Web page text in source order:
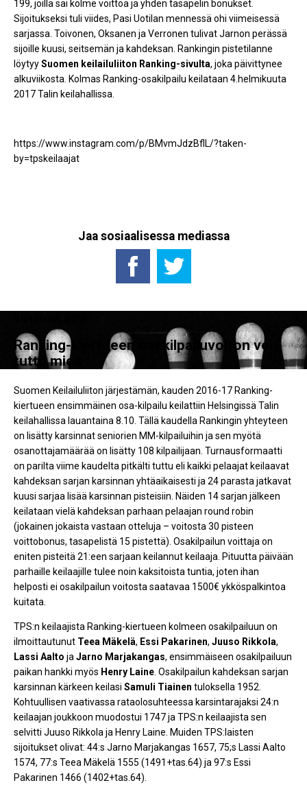
199, joilla sai kolme voittoa ja yhden tasapelin bonukset.
Sijoitukseksi tuli viides, Pasi Uotilan mennessä ohi viimeisessä
sarjassa. Toivonen, Oksanen ja Verronen tulivat Jarnon perässä
sijoille kuusi, seitsemän ja kahdeksan. Rankingin pistetilanne
löytyySuomen keilailuliiton Ranking-sivulta, joka päivittynee
alkuviikosta. Kolmas Ranking-osakilpailu keilataan 4.helmikuuta
2017 Talin keilahallissa.
https://www.instagram.com/p/BMvmJdzBflL/?taken-
by=tpskeilaajat
Jaa sosiaalisessa mediassa
Ranking-kiertueen osakilpailuvoiton vei
tuttu mies
Suomen Keilailuliiton järjestämän, kauden 2016-17 Ranking-
kiertueen ensimmäinen osa-kilpailu keilattiin Helsingissä Talin
keilahallissa lauantaina 8.10. Tällä kaudella Rankingin yhteyteen
on lisätty karsinnat seniorien MM-kilpailuihin ja sen myötä
osanottajamäärää on lisätty 108 kilpailijaan. Turnausformaatti
on parilta viime kaudelta pitkälti tuttu eli kaikki pelaajat keilaavat
kahdeksan sarjan karsinnan yhtäaikaisesti ja 24 parasta jatkavat
kuusi sarjaa lisää karsinnan pisteisiin. Näiden 14 sarjan jälkeen
keilataan vielä kahdeksan parhaan pelaajan round robin
(jokainen jokaista vastaan otteluja – voitosta 30 pisteen
voittobonus, tasapelistä 15 pistettä). Osakilpailun voittaja on
eniten pisteitä 21:een sarjaan keilannut keilaaja. Pituutta päivään
parhaille keilaajille tulee noin kaksitoista tuntia, joten ihan
helposti ei osakilpailun voitosta saatavaa 1500€ ykköspalkintoa
kuitata.
TPS:n keilaajista Ranking-kiertueen kolmeen osakilpailuun on
ilmoittautunut Teea Mäkelä, Essi Pakarinen, Juuso Rikkola,
Lassi Aalto jaJarno Marjakangas, ensimmäiseen osakilpailuun
paikan hankki myös Henry Laine. Osakilpailun kahdeksan sarjan
karsinnan kärkeen keilasi Samuli Tiainen tuloksella 1952.
Kohtuullisen vaativassa rataolosuhteessa karsintarajaksi 24:n
keilaajan joukkoon muodostui 1747 ja TPS:n keilaajista sen
selvitti Juuso Rikkola ja Henry Laine. Muiden TPS:laisten
sijoitukset olivat: 44:s Jarno Marjakangas 1657, 75;s Lassi Aalto
1574, 77:s Teea Mäkelä 1555 (1491+tas.64) ja 97:s Essi
Pakarinen 1466 (1402+tas.64).